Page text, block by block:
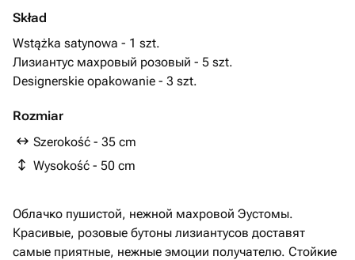
Skład
Wstążka satynowa - 1 szt.
Лизиантус махровый розовый - 5 szt.
Designerskie opakowanie - 3 szt.
Rozmiar
Szerokość - 35 cm
Wysokość - 50 cm
Облачко пушистой, нежной махровой Эустомы.
Красивые, розовые бутоны лизиантусов доставят
самые приятные, нежные эмоции получателю. Стойкие